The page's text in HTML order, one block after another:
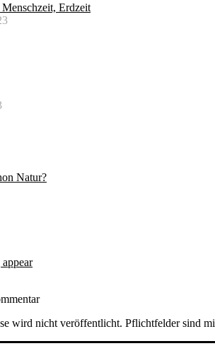
Erdzeit
Natur?
wird nicht veröffentlicht. Pflichtfelder sind